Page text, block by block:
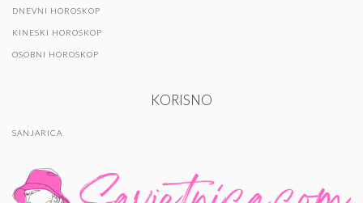
DNEVNI HOROSKOP
KINESKI HOROSKOP
OSOBNI HOROSKOP
KORISNO
SANJARICA